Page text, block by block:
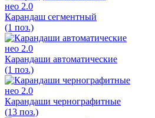
нео 2.0
Карандаш сегментный
(1 поз.)
нео 2.0
Карандаши автоматические
(1 поз.)
нео 2.0
Карандаши чернографитные
(13 поз.)